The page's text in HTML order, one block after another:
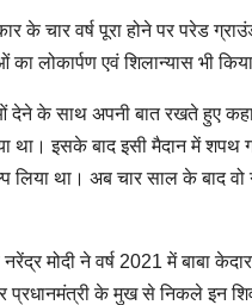
के चार वर्ष पूरा होने पर परेड
लोकार्पण एवं शिलान्यास भी
देने के साथ अपनी बात रखते हुए
था। इसके बाद इसी मैदान में शपथ
लिया था। अब चार साल के बाद
मोदी ने वर्ष 2021 में बाबा
के मुख से निकले इन